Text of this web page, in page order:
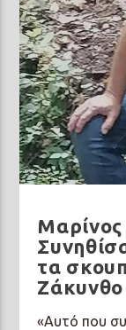
τα
Ζάκυνθο
«Αυτό που